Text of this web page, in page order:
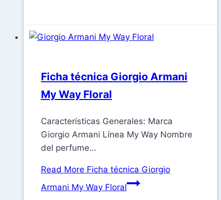
Ficha técnica Giorgio Armani
My Way Floral
Características Generales: Marca
Giorgio Armani Línea My Way Nombre
del perfume…
Read More Ficha técnica Giorgio
Armani My Way Floral